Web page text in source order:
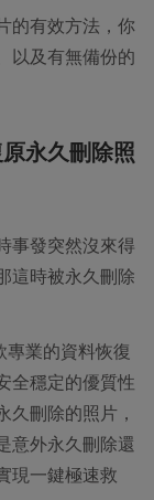
的有效方法，你
以及有無備份的
永久刪除照
事發突然沒來得
這時被永久刪除
專業的資料恢復
全穩定的優質性
久刪除的照片，
意外永久刪除還
現一鍵極速救